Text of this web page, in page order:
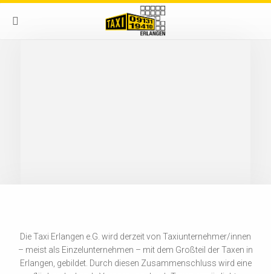
Die Taxi Erlangen e.G. wird derzeit von Taxiunternehmer/innen
– meist als Einzelunternehmen – mit dem Großteil der Taxen in
Erlangen, gebildet. Durch diesen Zusammenschluss wird eine